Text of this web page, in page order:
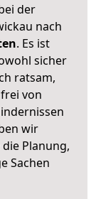
der
nach
. Es ist
sicher
ratsam,
von
wir
Planung,
Sachen